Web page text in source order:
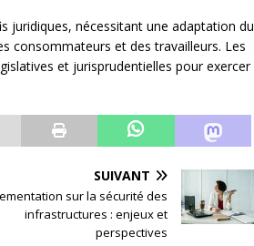
juridiques, nécessitant une adaptation du
consommateurs et des travailleurs. Les
et jurisprudentielles pour exercer
SUIVANT
sur la sécurité des
infrastructures : enjeux et
perspectives